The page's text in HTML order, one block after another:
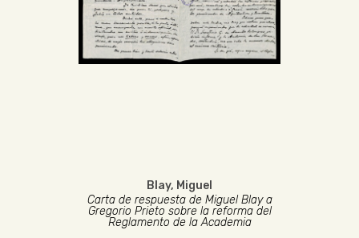
Blay, Miguel
Carta de respuesta de Miguel Blay a
Gregorio Prieto sobre la reforma del
Reglamento de la Academia